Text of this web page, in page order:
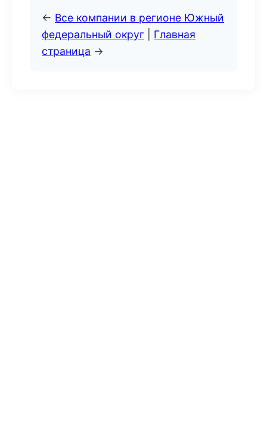
← Все компании в регионе Южный
федеральный округ
Главная
страница →